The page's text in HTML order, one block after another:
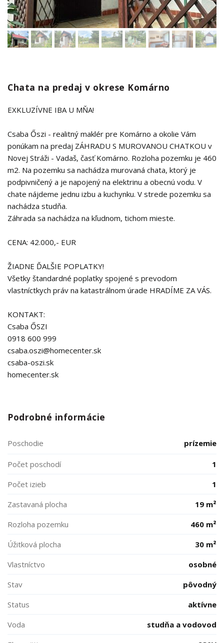
Chata na predaj v okrese Komárno
EXKLUZÍVNE IBA U MŇA!
Csaba Őszi - realitný maklér pre Komárno a okolie Vám
ponúkam na predaj ZÁHRADU S MUROVANOU CHATKOU v
Novej Stráži - Vadaš, časť Komárno. Rozloha pozemku je 460
m2. Na pozemku sa nachádza murovaná chata, ktorý je
podpivničený a je napojený na elektrinu a obecnú vodu. V
chate nájdeme jednu izbu a kuchynku. V strede pozemku sa
nachádza studňa.
Záhrada sa nachádza na kľudnom, tichom mieste.
CENA: 42.000,- EUR
ŽIADNE ĎALŠIE POPLATKY!
Všetky štandardné poplatky spojené s prevodom
vlastníctkych práv na katastrálnom úrade HRADÍME ZA VÁS.
KONTAKT:
Csaba ŐSZI
0918 600 999
csaba.oszi@homecenter.sk
csaba-oszi.sk
homecenter.sk
Podrobné informácie
Poschodie prízemie
Počet poschodí
1
Počet izieb
1
Zastavaná plocha
19 m²
Rozloha pozemku
460 m²
Úžitková plocha
30 m²
Vlastníctvo
osobné
Stav
pôvodný
Status
aktívne
Voda
studňa a vodovod